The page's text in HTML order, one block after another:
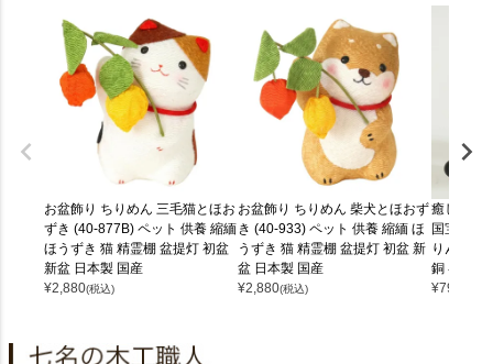
お盆飾り ちりめん 三毛猫とほお
ずき (40-877B) ペット 供養 縮緬
ほうずき 猫 精霊棚 盆提灯 初盆
新盆 日本製 国産
¥2,880(税込)
お盆飾り ちりめん 柴犬とほおず
き (40-933) ペット 供養 縮緬 ほ
うずき 猫 精霊棚 盆提灯 初盆 新
盆 日本製 国産
¥2,880(税込)
癒しの猫
国宝 猫
りん 国産
銅 喜多敏
¥79,200